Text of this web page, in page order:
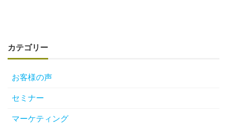
カテゴリー
お客様の声
セミナー
マーケティング